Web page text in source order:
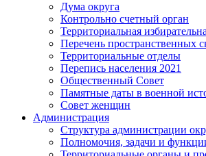
Дума округа
Контрольно счетный орган
Территориальная
Перечень пространственных
Территориальные отделы
Перепись населения 2021
Общественный Совет
Памятные даты в военной
Совет женщин
Администрация
Структура администрации
Полномочия, задачи и